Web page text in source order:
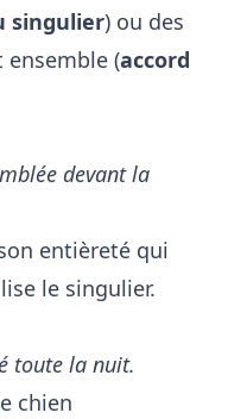
singulier) ou des
(accord
devant la
entièreté qui
le singulier.
toute la nuit.
chien